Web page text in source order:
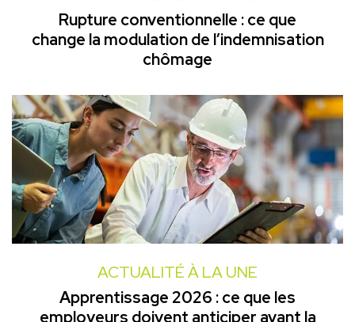
Rupture conventionnelle : ce que
change la modulation de l’indemnisation
chômage
ACTUALITÉ À LA UNE
Apprentissage 2026 : ce que les
employeurs doivent anticiper avant la